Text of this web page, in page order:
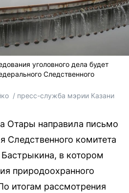
уголовного дела будет
Следственного
/ пресс-служба мэрии Казани
Отары направила письмо
Следственного комитета
в котором
природоохранного
итогам рассмотрения